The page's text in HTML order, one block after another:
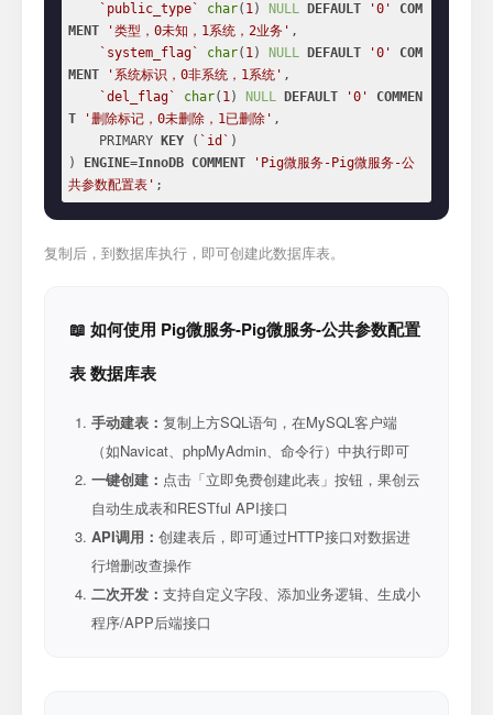
`public_type` char( 1) NULL DEFAULT '0'
COM
MENT
'类型，0未知，1系统，2业务' ,
`system_flag`
char( 1) NULL DEFAULT '0'
COM
MENT
'系统标识，0非系统，1系统' ,
`del_flag`
char( 1) NULL DEFAULT '0'
COMMEN
T
'删除标记，0未删除，1已删除' ,
    PRIMARY
KEY ( `id` )
)
ENGINE=InnoDB COMMENT
'Pig微服务-Pig微服务-公
共参数配置表' ;
复制后，到数据库执行，即可创建此数据库表。
📖 如何使用 Pig微服务-Pig微服务-公共参数配置
表 数据库表
手动建表： 复制上方SQL语句，在MySQL客户端
（如Navicat、phpMyAdmin、命令行）中执行即可
一键创建： 点击「立即免费创建此表」按钮，果创云
自动生成表和RESTful API接口
API调用： 创建表后，即可通过HTTP接口对数据进
行增删改查操作
二次开发： 支持自定义字段、添加业务逻辑、生成小
程序/APP后端接口